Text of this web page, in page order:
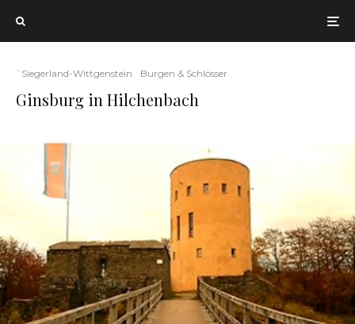
`Siegerland-Wittgenstein Burgen & Schlösser
Ginsburg in Hilchenbach